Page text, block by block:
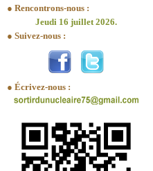
● Rencontrons-nous :
Jeudi 16 juillet 2026.
● Suivez-nous :
● Écrivez-nous :